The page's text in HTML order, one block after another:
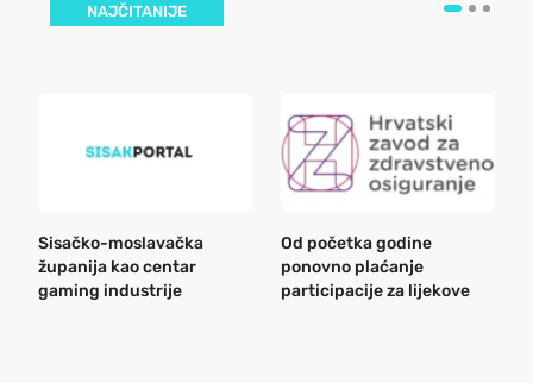
NAJČITANIJE
Sisačko-moslavačka
županija kao centar
gaming industrije
Od početka godine
ponovno plaćanje
participacije za lijekove